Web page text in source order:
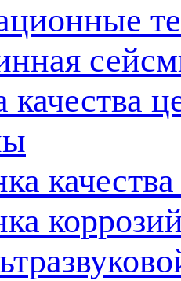
качества